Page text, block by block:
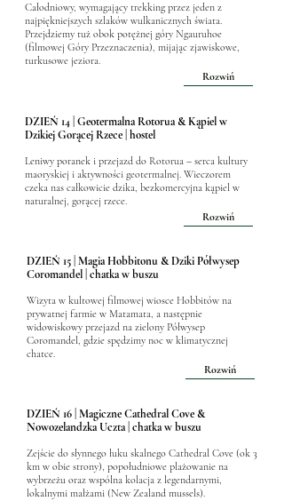
Całodniowy, wymagający trekking przez jeden z
najpiękniejszych szlaków wulkanicznych świata.
Przejdziemy tuż obok potężnej góry Ngauruhoe
(filmowej Góry Przeznaczenia), mijając zjawiskowe,
turkusowe jeziora.
Rozwiń
DZIEŃ 14 | Geotermalna Rotorua & Kąpiel w
Dzikiej Gorącej Rzece | hostel
Leniwy poranek i przejazd do Rotorua – serca kultury
maoryskiej i aktywności geotermalnej. Wieczorem
czeka nas całkowicie dzika, bezkomercyjna kąpiel w
naturalnej, gorącej rzece.
Rozwiń
DZIEŃ 15 | Magia Hobbitonu & Dziki Półwysep
Coromandel | chatka w buszu
Wizyta w kultowej filmowej wiosce Hobbitów na
prywatnej farmie w Matamata, a następnie
widowiskowy przejazd na zielony Półwysep
Coromandel, gdzie spędzimy noc w klimatycznej
chatce.
Rozwiń
DZIEŃ 16 | Magiczne Cathedral Cove &
Nowozelandzka Uczta | chatka w buszu
Zejście do słynnego łuku skalnego Cathedral Cove (ok 3
km w obie strony), popołudniowe plażowanie na
wybrzeżu oraz wspólna kolacja z legendarnymi,
lokalnymi małżami (New Zealand mussels).